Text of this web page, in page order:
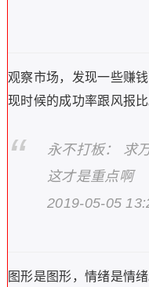
观察市场，发现一些赚
现时候的成功率跟风报比
永不打板： 求
这才是重点啊
2019-05-05
图形是图形，情绪是情